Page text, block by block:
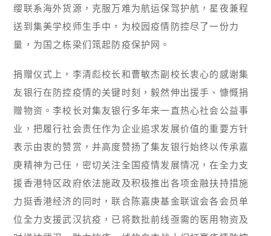
缨联系海外货源，克服万难为航运保驾护航，星夜兼程
送到集美学校师生手中，为校园疫情防控尽了一份力
量，为国之栋梁们筑起防疫保护网。
捐赠仪式上，李清彪校长和曹敏杰副校长衷心的感谢集
友银行在防控疫情的关键时刻，毅然伸出援手、慷慨捐
赠物资。李校长对集友银行多年来一直热心社会公益事
业，把履行社会责任作为企业追求发展价值的重要方针
表示由衷的赞赏，并高度赞扬了集友银行始终以传承嘉
庚精神为己任，密切关注全国疫情发展情况，在全力支
援香港特区政府依法施政及积极推出各项金融扶持措施
力挺香港经济的同时，联合陈嘉庚基金联谊会各会员单
位全力支援武汉抗疫，已将数批前线亟需的医用物资及